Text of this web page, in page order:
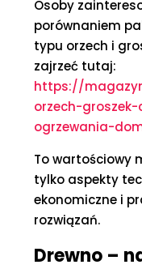
Osoby
porównaniem
typu orzech i
zajrzeć tutaj:
https://
orzech-
ogrzewania-
To wartościowy
tylko aspekty
ekonomiczne i
rozwiązań.
Drewno –